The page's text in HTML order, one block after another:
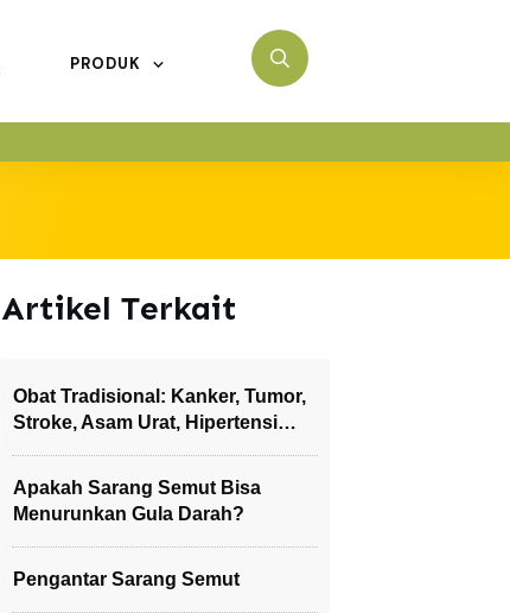
PRODUK
Artikel Terkait
Obat Tradisional: Kanker, Tumor,
Stroke, Asam Urat, Hipertensi…
Apakah Sarang Semut Bisa
Menurunkan Gula Darah?
Pengantar Sarang Semut